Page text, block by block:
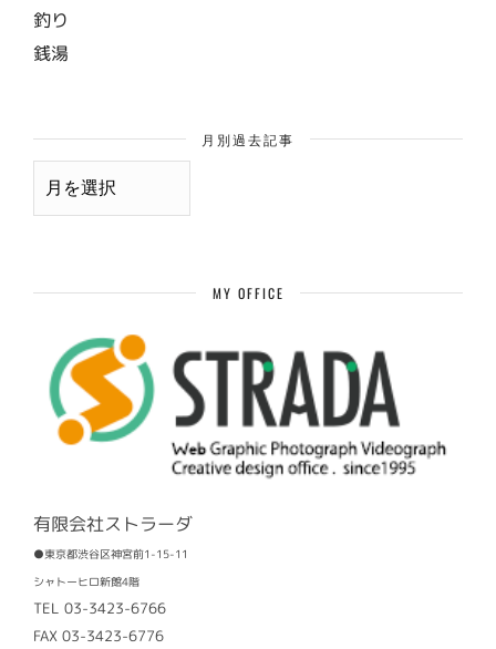
釣り
銭湯
月別過去記事
月
MY OFFICE
有限会社ストラーダ
●東京都渋谷区神宮前1-15-11
シャトーヒロ新館4階
TEL 03-3423-6766
FAX 03-3423-6776